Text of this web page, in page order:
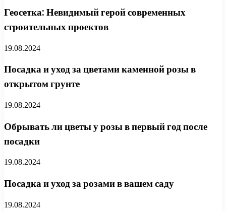
Геосетка: Невидимый герой современных
строительных проектов
19.08.2024
Посадка и уход за цветами каменной розы в
открытом грунте
19.08.2024
Обрывать ли цветы у розы в первый год после
посадки
19.08.2024
Посадка и уход за розами в вашем саду
19.08.2024